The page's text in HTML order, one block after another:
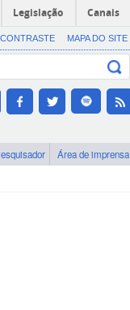
Legislação Canais
MAPA DO SITE
Área de imprensa